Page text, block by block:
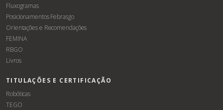
Fluxogramas
Posicionamentos Febrasgo
Orientações e Recomendações
FEMINA
RBGO
Livros
TITULAÇÕES E CERTIFICAÇÃO
Robóticas
TEGO